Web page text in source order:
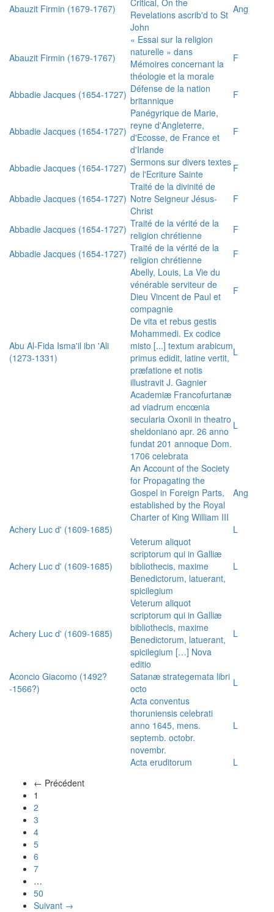
Abauzit Firmin (1679-1767)
Revelations ascrib'd to St
John
Ang
Abauzit Firmin (1679-1767)
« Essai sur la religion
naturelle » dans
Mémoires concernant la
théologie et la morale
F
Abbadie Jacques (1654-1727) Défense de la nation
britannique
F
Abbadie Jacques (1654-1727)
Panégyrique de Marie,
reyne d'Angleterre,
d'Ecosse, de France et
d'Irlande
F
Abbadie Jacques (1654-1727) Sermons sur divers textes
de l'Ecriture Sainte
F
Abbadie Jacques (1654-1727)
Traité de la divinité de
Notre Seigneur Jésus-
Christ
F
Abbadie Jacques (1654-1727) Traité de la vérité de la
religion chrétienne
F
Abbadie Jacques (1654-1727) Traité de la vérité de la
religion chrétienne
F
Abelly, Louis, La Vie du
vénérable serviteur de
Dieu Vincent de Paul et
compagnie
F
Abu Al-Fida Isma'il ibn 'Ali
(1273-1331)
De vita et rebus gestis
Mohammedi. Ex codice
misto [...] textum arabicum
primus edidit, latine vertit,
præfatione et notis
illustravit J. Gagnier
L
Academiæ Francofurtanæ
ad viadrum encœnia
secularia Oxonii in theatro
sheldoniano apr. 26 anno
fundat 201 annoque Dom.
1706 celebrata
L
An Account of the Society
for Propagating the
Gospel in Foreign Parts,
established by the Royal
Charter of King William III
Ang
Achery Luc d' (1609-1685) L
Achery Luc d' (1609-1685)
Veterum aliquot
scriptorum qui in Galliæ
bibliothecis, maxime
Benedictorum, latuerant,
spicilegium
L
Achery Luc d' (1609-1685)
Veterum aliquot
scriptorum qui in Galliæ
bibliothecis, maxime
Benedictorum, latuerant,
spicilegium […] Nova
editio
L
Aconcio Giacomo (1492?
-1566?)
Satanæ strategemata libri
octo
L
Acta conventus
thoruniensis celebrati
anno 1645, mens.
septemb. octobr.
novembr.
L
Acta eruditorum
L
← Précédent
1
2
3
4
5
6
7
…
50
Suivant →